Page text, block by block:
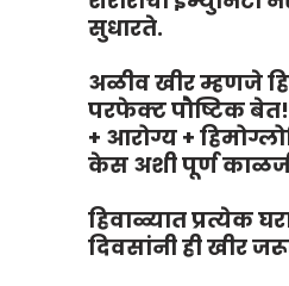
सुधारते.
अळीव खीर म्हणजे
परफेक्ट पौष्टिक
+ आरोग्य +
केस अशी पूर्ण
हिवाळ्यात प्रत्येक
दिवसांनी ही खीर